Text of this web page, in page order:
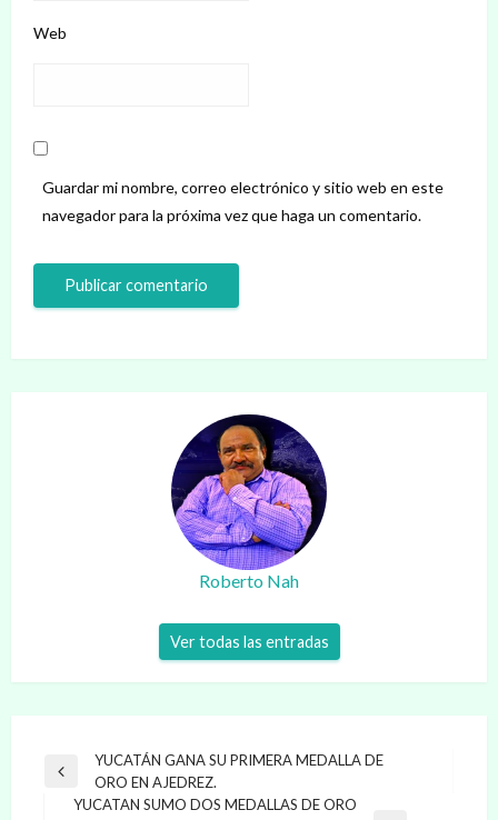
Web
Guardar mi nombre, correo electrónico y sitio web en este
navegador para la próxima vez que haga un comentario.
Roberto Nah
Ver todas las entradas
Navegación
Entrada
anterior
YUCATÁN GANA SU PRIMERA MEDALLA DE
ORO EN AJEDREZ.
YUCATAN SUMO DOS MEDALLAS DE ORO